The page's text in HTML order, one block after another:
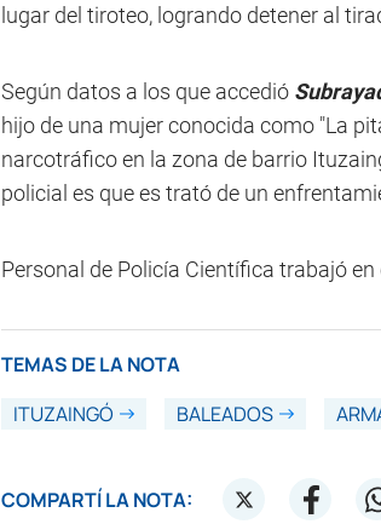
lugar del tiroteo, logrando detener al
Según datos a los que accedió
hijo de una mujer conocida como "La
narcotráfico en la zona de barrio
policial es que es trató de un
Personal de Policía Científica trabajó
TEMAS DE LA NOTA
ITUZAINGÓ
BALEADOS
COMPARTÍ LA NOTA: